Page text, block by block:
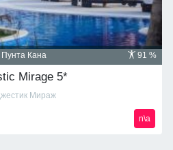
91 %
Пунта Кана
Mirage 5*
Мираж
n\a